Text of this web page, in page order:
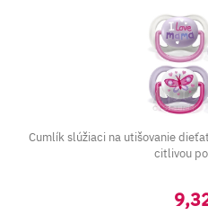
Cumlík slúžiaci na utišovanie
citlivou